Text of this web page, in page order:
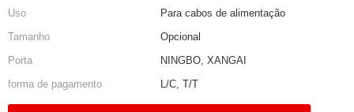
Uso
Para cabos de alimentação
Tamanho
Opcional
Porta
NINGBO, XANGAI
forma de pagamento
L/C, T/T